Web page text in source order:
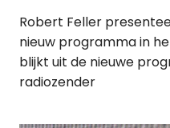
Robert Feller
nieuw programma in
blijkt uit de nieuwe
radiozender